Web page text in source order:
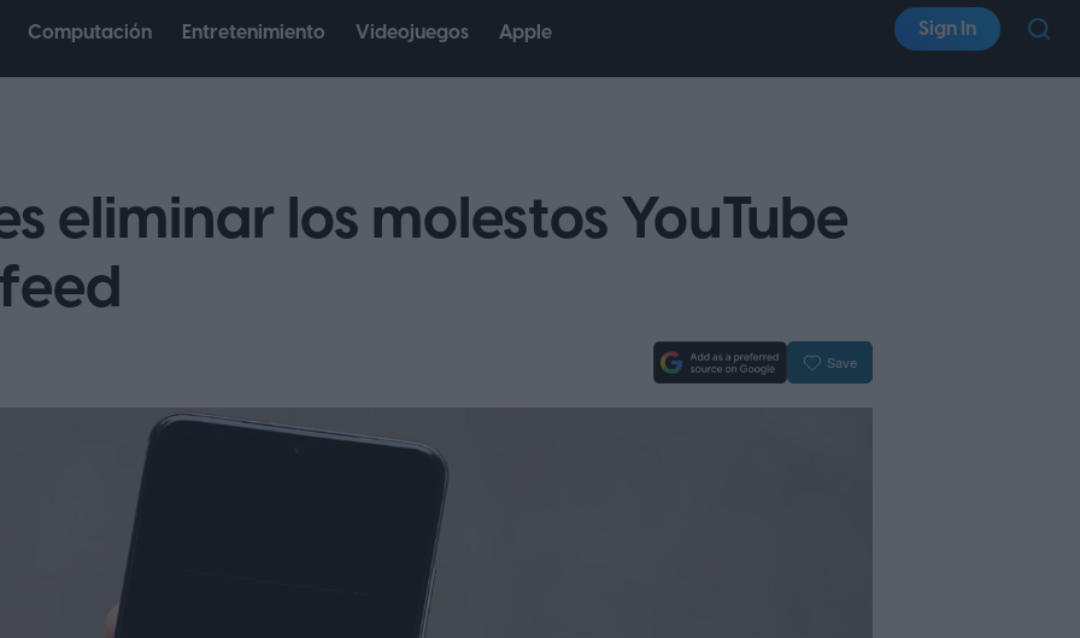
Computación Entretenimiento Videojuegos Apple Sign In
eliminar los molestos YouTube
Save